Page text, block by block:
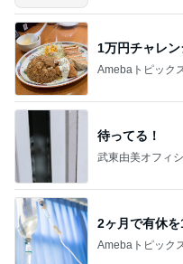
1万円チャレ
Amebaトピック
待ってる！
武東由美オフィ
2ヶ月で有休
Amebaトピック